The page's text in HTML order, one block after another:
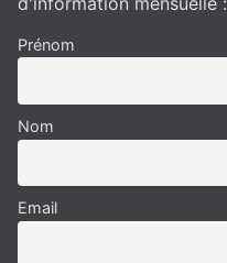
Prénom
Nom
Email